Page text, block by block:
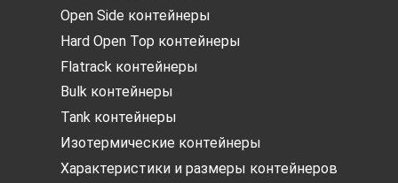
Open Side контейнеры
Hard Open Top контейнеры
Flatrack контейнеры
Bulk контейнеры
Tank контейнеры
Изотермические контейнеры
Характеристики и размеры контейнеров